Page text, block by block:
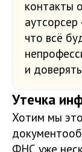
контакты
что всё
и
Утечка
Хотим мы
ФНС уже